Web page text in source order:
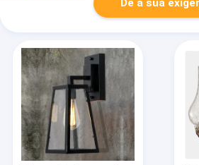
Dê a sua